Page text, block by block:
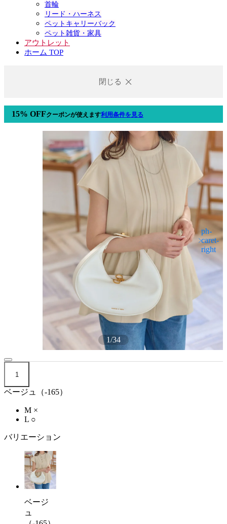
首輪
リード・ハーネス
ペットキャリーバック
ペット雑貨・家具
アウトレット
ホーム TOP
閉じる
15% OFFクーポンが使えます利用条件を見る
1/34
1
ベージュ（-165）
M ×
L ○
バリエーション
ベージ
ュ